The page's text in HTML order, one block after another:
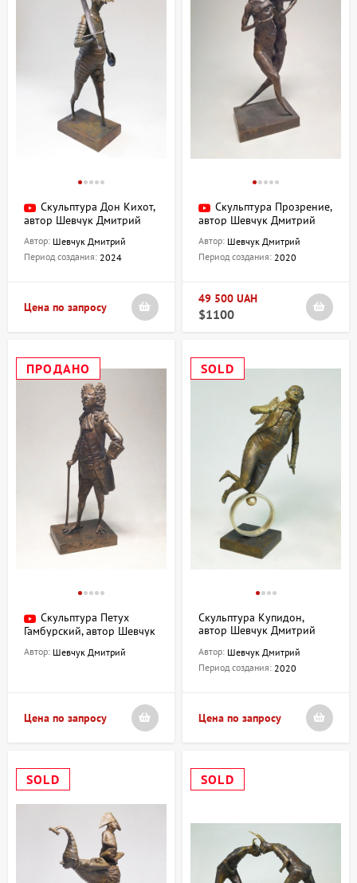
Скульптура Дон Кихот,
автор Шевчук Дмитрий
Автор: Шевчук Дмитрий
Период создания: 2024
Цена по запросу
Скульптура Прозрение,
автор Шевчук Дмитрий
Автор: Шевчук Дмитрий
Период создания: 2020
49 500 UAH
$1100
ПРОДАНО
Скульптура Петух
Гамбурский, автор Шевчук
Автор: Шевчук Дмитрий
Цена по запросу
SOLD
Скульптура Купидон,
автор Шевчук Дмитрий
Автор: Шевчук Дмитрий
Период создания: 2020
Цена по запросу
SOLD SOLD